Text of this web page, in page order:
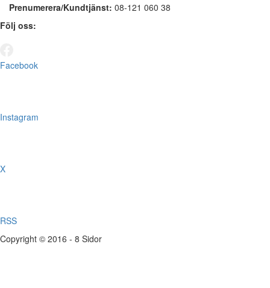
Prenumerera/Kundtjänst: 08-121 060 38
Följ oss:
Facebook
Instagram
X
RSS
Copyright © 2016 - 8 Sidor